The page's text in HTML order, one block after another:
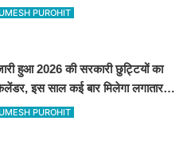
बीकानेर समेत पुरे प्रदेश में नए रेट
PUROHIT
हुआ 2026 की सरकारी छुट्टियों का
इस साल कई बार मिलेगा लगातार
देखें
PUROHIT